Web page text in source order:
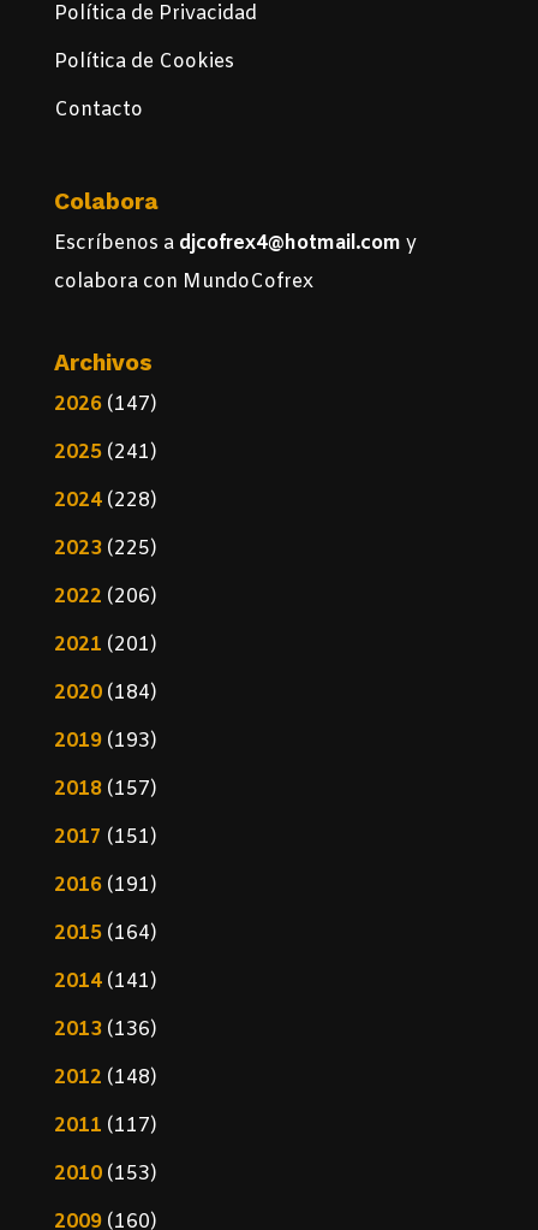
Política de Privacidad
Política de Cookies
Contacto
Colabora
Escríbenos a djcofrex4@hotmail.com y
colabora con MundoCofrex
Archivos
2026(147)
2025(241)
2024(228)
2023(225)
2022 (206)
2021 (201)
2020(184)
2019(193)
2018(157)
2017 (151)
2016(191)
2015(164)
2014(141)
2013(136)
2012 (148)
2011 (117)
2010(153)
2009(160)